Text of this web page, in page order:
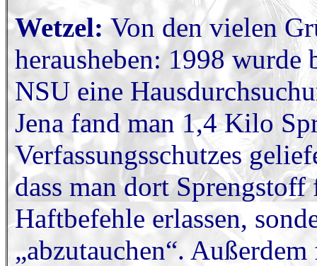
Wetzel:Von den vielen
herausheben: 1998 wurde
NSU eine
Jena fand man 1,4 Kilo
Verfassungsschutzes
dass man dort
Haftbefehle erlassen,
„abzutauchen“.